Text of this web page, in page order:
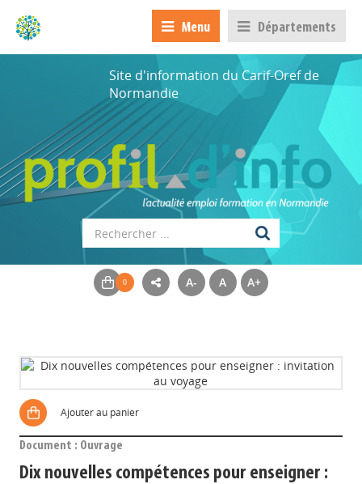
Menu Départements
Site d'information du Carif-Oref de
Normandie
A- A A+
Ajouter au panier
Document : Ouvrage
Dix nouvelles compétences pour enseigner :